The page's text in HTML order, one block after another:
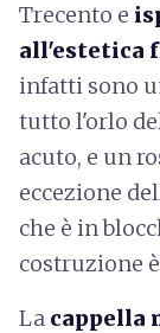
Trecento e
all'estetica
infatti sono
tutto l'orlo
acuto, e un
eccezione
che è in
costruzione
La cappella